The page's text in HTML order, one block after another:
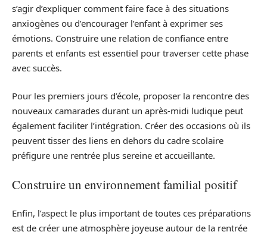
s’agir d’expliquer comment faire face à des situations
anxiogènes ou d’encourager l’enfant à exprimer ses
émotions. Construire une relation de confiance entre
parents et enfants est essentiel pour traverser cette phase
avec succès.
Pour les premiers jours d’école, proposer la rencontre des
nouveaux camarades durant un après-midi ludique peut
également faciliter l’intégration. Créer des occasions où ils
peuvent tisser des liens en dehors du cadre scolaire
préfigure une rentrée plus sereine et accueillante.
Construire un environnement familial positif
Enfin, l’aspect le plus important de toutes ces préparations
est de créer une atmosphère joyeuse autour de la rentrée